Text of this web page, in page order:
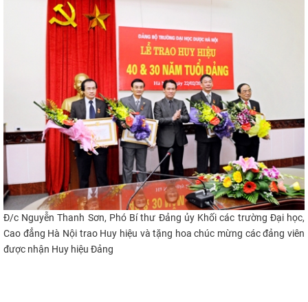
Đ/c Nguyễn Thanh Sơn, Phó Bí thư Đảng ủy Khối các trường Đại học,
Cao đẳng Hà Nội trao Huy hiệu và tặng hoa chúc mừng các đảng viên
được nhận Huy hiệu Đảng​